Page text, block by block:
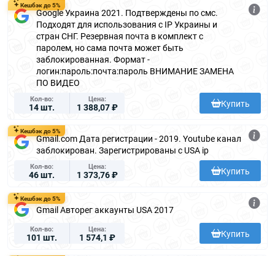
Кешбэк до 5%
Google Украина 2021. Подтверждены по смс.
Подходят для использования с IP Украины и
стран СНГ. Резервная почта в комплект с
паролем, но сама почта может быть
заблокированная. Формат -
логин:пароль:почта:пароль ВНИМАНИЕ ЗАМЕНА
ПО ВИДЕО
Кол-во
14 шт.
Цена
1 388,07 ₽ Купить
Кешбэк до 5%
Gmail.com Дата регистрации - 2019. Youtube канал
заблокирован. Зарегистрированы с USA ip
Кол-во
46 шт.
Цена
1 373,76 ₽ Купить
Кешбэк до 5%
Gmail Авторег аккаунты USA 2017
Кол-во
101 шт.
Цена
1 574,1 ₽ Купить